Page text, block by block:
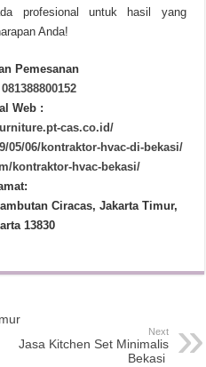
profesional untuk hasil yang
Anda!
Pemesanan
081388800152
Web :
cas.co.id/
05/06/kontraktor-hvac-di-bekasi/
kontraktor-hvac-bekasi/
Ciracas, Jakarta Timur,
13830
Next
Jasa Kitchen Set Minimalis
Bekasi